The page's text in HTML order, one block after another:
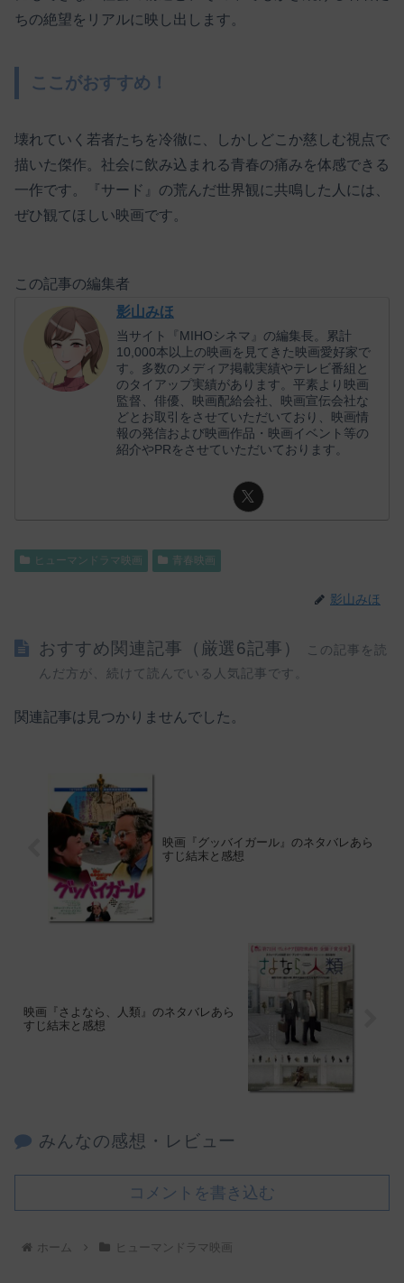
ちの絶望をリアルに映し出します。
ここがおすすめ！
壊れていく若者たちを冷徹に、しかしどこか慈しむ視点で
描いた傑作。社会に飲み込まれる青春の痛みを体感できる
一作です。『サード』の荒んだ世界観に共鳴した人には、
ぜひ観てほしい映画です。
この記事の編集者
影山みほ
当サイト『MIHOシネマ』の編集長。累計
10,000本以上の映画を見てきた映画愛好家で
す。多数のメディア掲載実績やテレビ番組と
のタイアップ実績があります。平素より映画
監督、俳優、映画配給会社、映画宣伝会社な
どとお取引をさせていただいており、映画情
報の発信および映画作品・映画イベント等の
紹介やPRをさせていただいております。
ヒューマンドラマ映画 青春映画
影山みほ
おすすめ関連記事（厳選6記事）
この記事を読
んだ方が、続けて読んでいる人気記事です。
関連記事は見つかりませんでした。
映画『グッバイガール』のネタバレあら
すじ結末と感想
映画『さよなら、人類』のネタバレあら
すじ結末と感想
みんなの感想・レビュー
コメントを書き込む
ホーム ヒューマンドラマ映画